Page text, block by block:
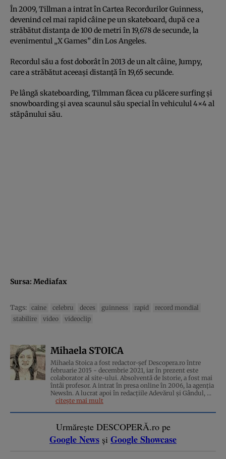
În 2009, Tillman a intrat în Cartea Recordurilor Guinness,
devenind cel mai rapid câine pe un skateboard, după ce a
străbătut distanţa de 100 de metri în 19,678 de secunde, la
evenimentul „X Games” din Los Angeles.
Recordul său a fost doborât în 2013 de un alt câine, Jumpy,
care a străbătut aceeaşi distanţă în 19,65 secunde.
Pe lângă skateboarding, Tilmman făcea cu plăcere surfing şi
snowboarding şi avea scaunul său special în vehiculul 4×4 al
stăpânului său.
Sursa: Mediafax
Tags: caine celebru deces guinness rapid
record mondial
stabilire
video videoclip
Mihaela STOICA
Mihaela Stoica a fost redactor-șef Descopera.ro între
februarie 2015 - decembrie 2021, iar în prezent este
colaborator al site-ului. Absolventă de Istorie, a fost mai
întâi profesor. A intrat în presa online în 2006, la agenţia
NewsIn. A lucrat apoi în redacţiile Adevărul şi Gândul, ...
citește mai mult
Urmărește DESCOPERĂ.ro pe
Google News și Google Showcase